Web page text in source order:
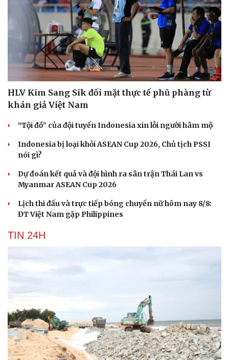
HLV Kim Sang Sik đối mặt thực tế phũ phàng từ
khán giả Việt Nam
“Tội đồ” của đội tuyển Indonesia xin lỗi người hâm mộ
Indonesia bị loại khỏi ASEAN Cup 2026, Chủ tịch PSSI
nói gì?
Dự đoán kết quả và đội hình ra sân trận Thái Lan vs
Myanmar ASEAN Cup 2026
Lịch thi đấu và trực tiếp bóng chuyền nữ hôm nay 8/8:
ĐT Việt Nam gặp Philippines
TIN 24H